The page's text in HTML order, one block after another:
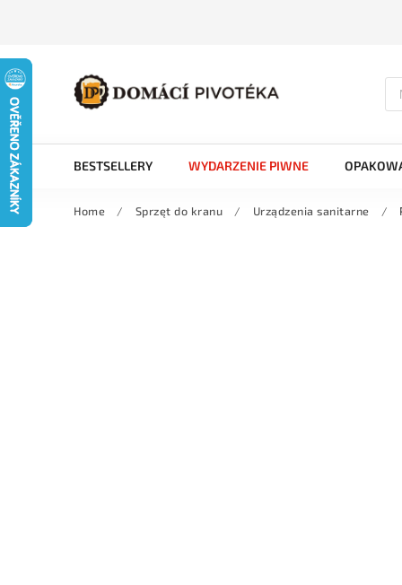
BESTSELLERY WYDARZENIE PIWNE
Home / Sprzęt do kranu / Urządzenia sanitarne /